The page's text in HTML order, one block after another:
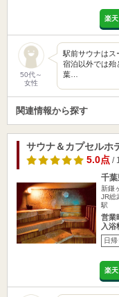
楽
50代～
女性
駅前サウナはス
宿泊以外では殆
葉…
関連情報から探す
サウナ＆カプセルホ
5.0点/
千
新鎌
JR総
駅
営業
入浴
日帰
楽